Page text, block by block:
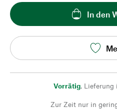
In den
Vorrätig, Lieferung
Zur Zeit nur in